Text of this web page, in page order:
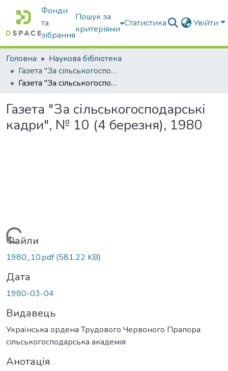
Фонди
та
зібрання
Пошук за
критеріями
Статистика Увійти
Головна
Наукова бібліотека
Газета "За сільськогосподарські кадри"
Газета "За сільськогосподарські кадри", № 10 (4 березня), 1980
Газета "За сільськогосподарські
кадри", № 10 (4 березня), 1980
Файли
1980_10.pdf(581,22 KB)
Дата
1980-03-04
Видавець
Українська ордена Трудового Червоного Прапора
сільськогосподарська академія
Анотація